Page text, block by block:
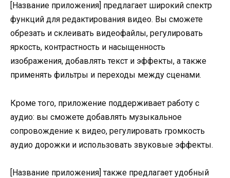
[Название приложения] предлагает широкий спектр
функций для редактирования видео. Вы сможете
обрезать и склеивать видеофайлы, регулировать
яркость, контрастность и насыщенность
изображения, добавлять текст и эффекты, а также
применять фильтры и переходы между сценами.
Кроме того, приложение поддерживает работу с
аудио: вы сможете добавлять музыкальное
сопровождение к видео, регулировать громкость
аудио дорожки и использовать звуковые эффекты.
[Название приложения] также предлагает удобный